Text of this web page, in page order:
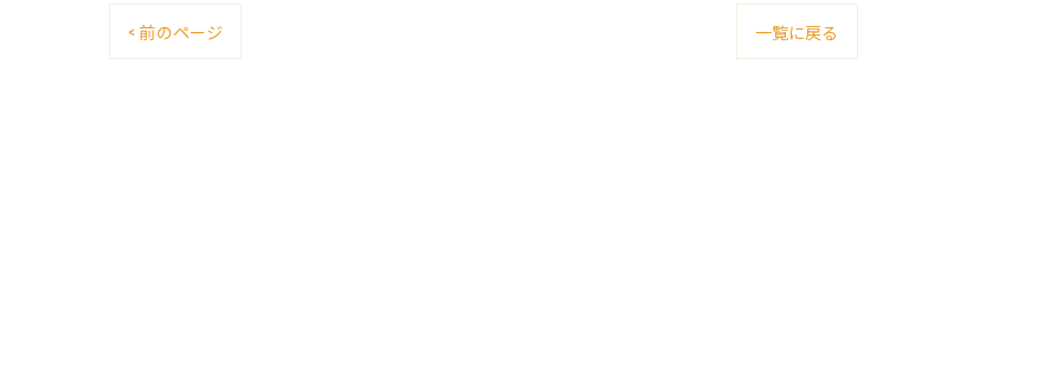
< 前のページ 一覧に戻る